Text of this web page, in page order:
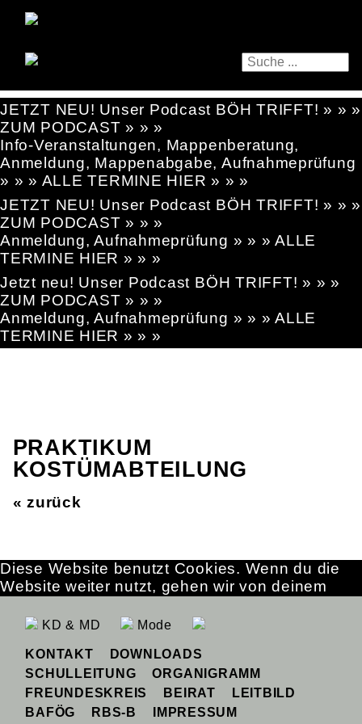
JETZT NEU! Unser Podcast BÖH TRIFFT! » » »
ZUM PODCAST » » »
Info-Veranstaltungen, Mappenberatung,
Anmeldung, Mappenabgabe, Aufnahmeprüfung
» » » ALLE TERMINE HIER » » »
JETZT NEU! Unser Podcast BÖH TRIFFT! » » »
ZUM PODCAST » » »
Anmeldung, Aufnahmeprüfung » » » ALLE
TERMINE HIER » » »
Jetzt neu! Unser Podcast BÖH TRIFFT! » » »
ZUM PODCAST » » »
Anmeldung, Aufnahmeprüfung » » » ALLE
TERMINE HIER » » »
PRAKTIKUM
KOSTÜMABTEILUNG
« zurück
KD & MD Mode
KONTAKT
DOWNLOADS
SCHULLEITUNG
ORGANIGRAMM
FREUNDESKREIS
BEIRAT
LEITBILD
BAFÖG
RBS-B IMPRESSUM
Diese Website benutzt Cookies. Wenn du die
Website weiter nutzt, gehen wir von deinem